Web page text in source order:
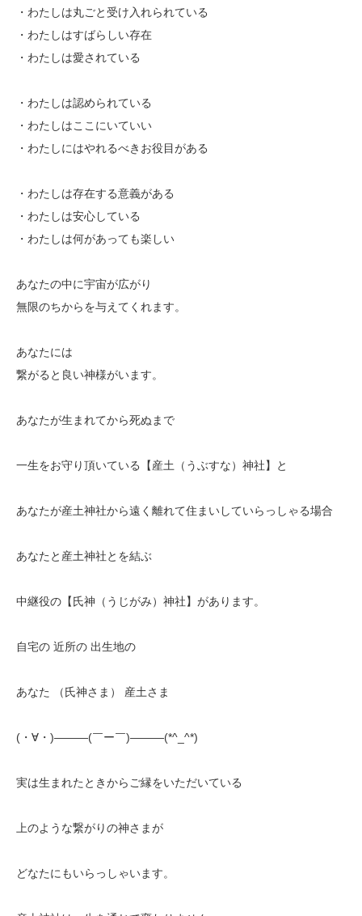
・わたしは丸ごと受け入れられている
・わたしはすばらしい存在
・わたしは愛されている
・わたしは認められている
・わたしはここにいていい
・わたしにはやれるべきお役目がある
・わたしは存在する意義がある
・わたしは安心している
・わたしは何があっても楽しい
あなたの中に宇宙が広がり
無限のちからを与えてくれます。
あなたには
繋がると良い神様がいます。
あなたが生まれてから死ぬまで
一生をお守り頂いている【産土（うぶすな）神社】と
あなたが産土神社から遠く離れて住まいしていらっしゃる場合
あなたと産土神社とを結ぶ
中継役の【氏神（うじがみ）神社】があります。
自宅の 近所の 出生地の
あなた （氏神さま） 産土さま
(・∀・)―――(￣ー￣)―――(*^_^*)
実は生まれたときからご縁をいただいている
上のような繋がりの神さまが
どなたにもいらっしゃいます。